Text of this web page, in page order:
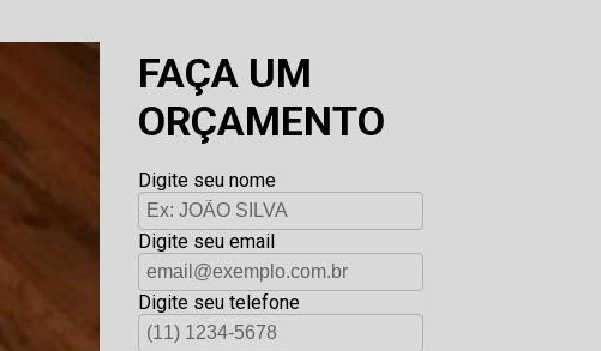
FAÇA UM
ORÇAMENTO
Digite seu nome
Digite seu email
Digite seu telefone